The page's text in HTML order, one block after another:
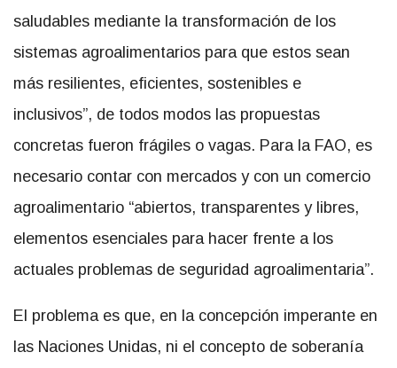
saludables mediante la transformación de los
sistemas agroalimentarios para que estos sean
más resilientes, eficientes, sostenibles e
inclusivos”, de todos modos las propuestas
concretas fueron frágiles o vagas. Para la FAO, es
necesario contar con mercados y con un comercio
agroalimentario “abiertos, transparentes y libres,
elementos esenciales para hacer frente a los
actuales problemas de seguridad agroalimentaria”.
El problema es que, en la concepción imperante en
las Naciones Unidas, ni el concepto de soberanía